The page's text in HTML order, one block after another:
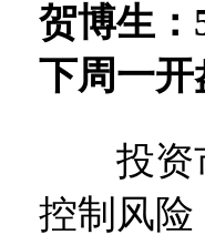
贺博生：
下周一
投资市
控制风